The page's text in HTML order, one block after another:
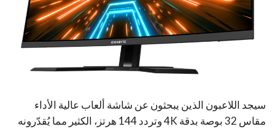
سيجد اللاعبون الذين يبحثون عن شاشة ألعاب عالية الأداء
مقاس 32 بوصة بدقة 4K وتردد 144 هرتز، الكثير مما يُقدّرونه